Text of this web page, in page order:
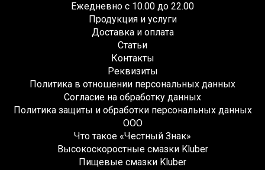
Ежедневно с 10.00 до 22.00
Продукция и услуги
Доставка и оплата
Статьи
Контакты
Реквизиты
Политика в отношении персональных данных
Согласие на обработку данных
Политика защиты и обработки персональных данных
ООО
Что такое «Честный Знак»
Высокоскоростные смазки Kluber
Пищевые смазки Kluber